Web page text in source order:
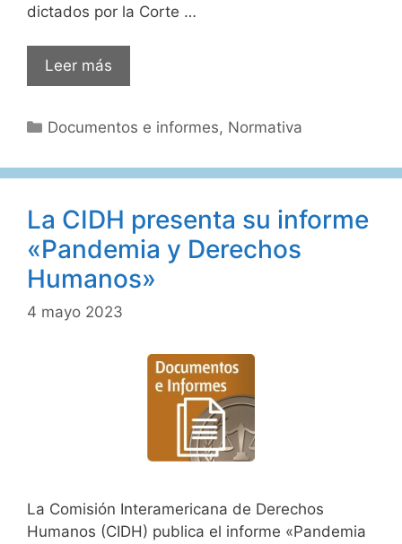
dictados por la Corte …
Leer más
legislativo
años
democracia”
Categorías
Documentos e informes, Normativa
La CIDH presenta su informe
«Pandemia y Derechos
Humanos»
4 mayo 2023
La Comisión Interamericana de Derechos
Humanos (CIDH) publica el informe «Pandemia